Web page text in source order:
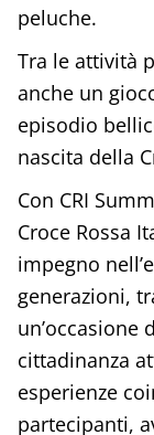
peluche.
Tra le attività
anche un
episodio
nascita della
Con CRI
Croce Rossa
impegno
generazioni,
un’occasione
cittadinanza
esperienze
partecipanti,